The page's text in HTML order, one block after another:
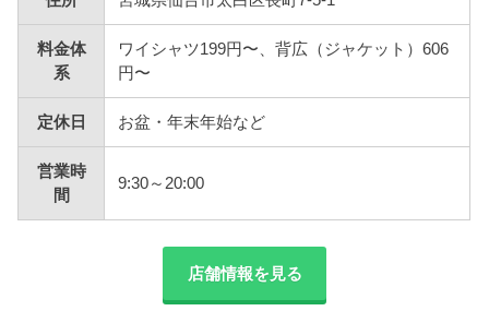
料金体
系
ワイシャツ199円〜、背広（ジャケット）606
円〜
定休日 お盆・年末年始など
営業時
間
9:30～20:00
店舗情報を見る